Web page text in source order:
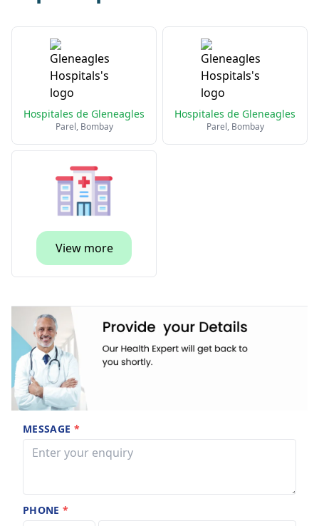
Hospitales de Gleneagles
Parel, Bombay
Hospitales de Gleneagles
Parel, Bombay
View more
MESSAGE *
PHONE*